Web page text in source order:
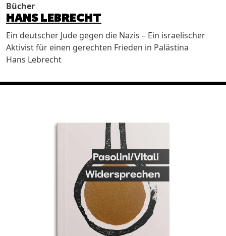
Bücher
HANS LEBRECHT
Ein deutscher Jude gegen die Nazis – Ein israelischer
Aktivist für einen gerechten Frieden in Palästina
Hans Lebrecht